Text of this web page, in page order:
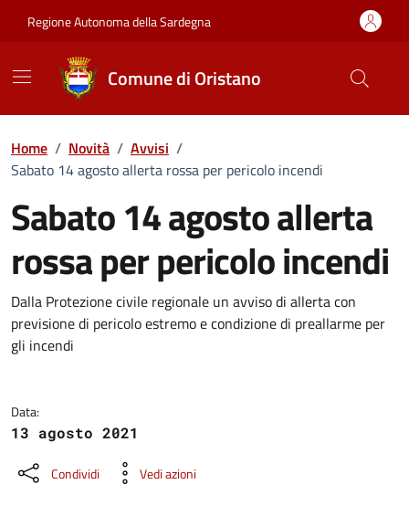
Regione Autonoma della Sardegna
Comune di Oristano
Home / Novità / Avvisi /
Sabato 14 agosto allerta rossa per pericolo incendi
Sabato 14 agosto allerta
rossa per pericolo incendi
Dettagli della notizia
Dalla Protezione civile regionale un avviso di allerta con
previsione di pericolo estremo e condizione di preallarme per
gli incendi
Data:
13 agosto 2021
Condividi Vedi azioni